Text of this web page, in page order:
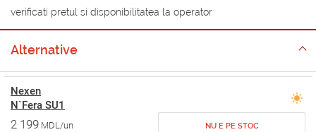
verificati pretul si disponibilitatea la operator
Alternative
Nexen
N`Fera SU1
2 199 MDL/un NU E PE STOC